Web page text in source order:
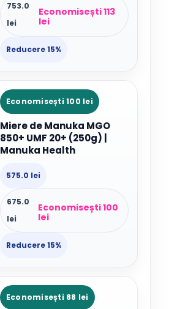
753.0
lei
Economisești 113
lei
Reducere 15%
Economisești 100 lei
Miere de Manuka MGO
850+ UMF 20+ (250g) |
Manuka Health
575.0 lei
675.0
lei
Economisești 100
lei
Reducere 15%
Economisești 88 lei